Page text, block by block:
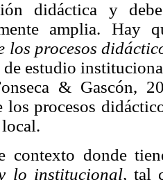
didáctica y
amplia. Hay
los procesos
de estudio
& Gascón,
los procesos
contexto donde
lo institucional, tal